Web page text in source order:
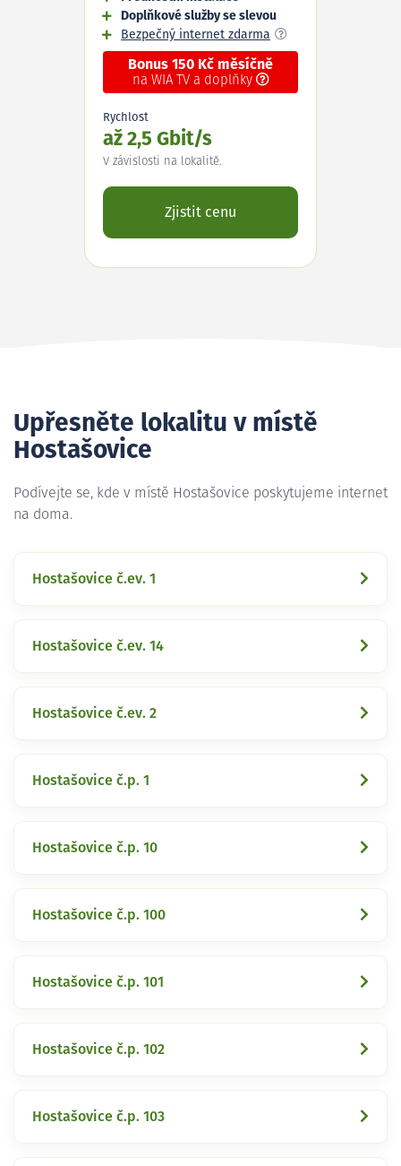
Doplňkové služby se slevou
Bezpečný internet zdarma
Bonus 150 Kč měsíčně
na WIA TV a doplňky
Rychlost
až 2,5 Gbit/s
V závislosti na lokalitě.
Zjistit cenu
Upřesněte lokalitu v místě
Hostašovice
Podívejte se, kde v místě Hostašovice poskytujeme internet
na doma.
Hostašovice č.ev. 1
Hostašovice č.ev. 14
Hostašovice č.ev. 2
Hostašovice č.p. 1
Hostašovice č.p. 10
Hostašovice č.p. 100
Hostašovice č.p. 101
Hostašovice č.p. 102
Hostašovice č.p. 103